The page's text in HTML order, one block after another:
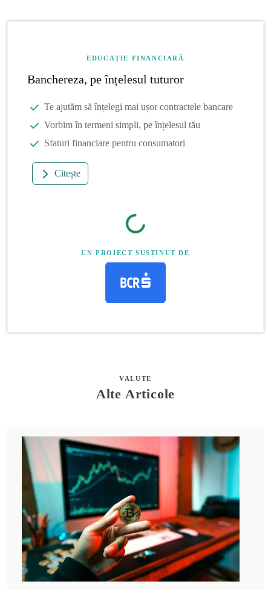
EDUCAȚIE FINANCIARĂ
Banchereza, pe înțelesul tuturor
Te ajutăm să înțelegi mai ușor contractele bancare
Vorbim în termeni simpli, pe înțelesul tău
Sfaturi financiare pentru consumatori
Citește
UN PROIECT SUSȚINUT DE
VALUTE
Alte Articole